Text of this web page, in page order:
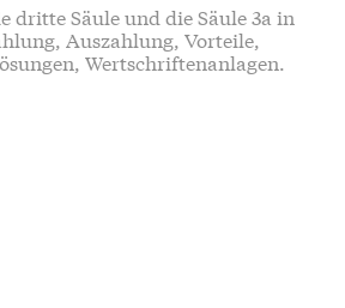
dritte Säule und die Säule 3a in
Auszahlung, Vorteile,
Wertschriftenanlagen.